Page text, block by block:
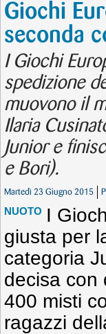
Giochi
seconda
I Giochi
spedizione
muovono il
Ilaria
Junior e
e Bori).
Martedì 23 Giugno 2015
NUOTO I
giusta per
categoria
decisa con
400 misti
ragazzi